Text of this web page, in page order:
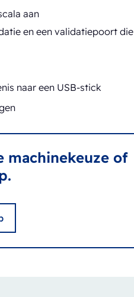
aan
en een validatiepoort die
naar een USB-stick
machinekeuze of